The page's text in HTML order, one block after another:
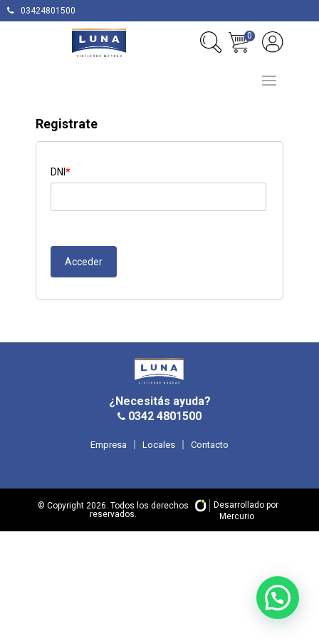
03424801500
0
Registrate
DNI *
Acceder
¿Necesitás ayuda?
0342 4801500
Empresa Locales Contacto
© Copyright 2026. Todos los derechos
reservados.
Desarrollado por
Mercurio